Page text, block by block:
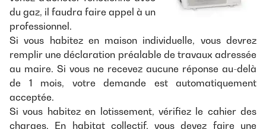
du gaz, il faudra faire appel à un
professionnel.
Si vous habitez en maison individuelle, vous devrez
remplir une déclaration préalable de travaux adressée
au maire. Si vous ne recevez aucune réponse au-delà
de 1 mois, votre demande est automatiquement
acceptée.
Si vous habitez en lotissement, vérifiez le cahier des
charges. En habitat collectif, vous devez faire une